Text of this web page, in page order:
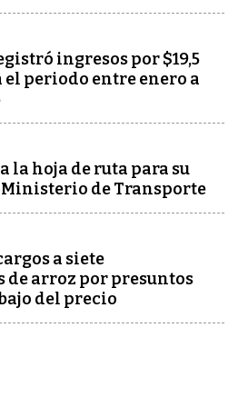
ingresos por $19,5
periodo entre enero a
la hoja de ruta para su
Ministerio de Transporte
a siete
de arroz por presuntos
del precio